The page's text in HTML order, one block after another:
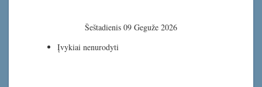
Šeštadienis 09 Geguže 2026
Įvykiai nenurodyti